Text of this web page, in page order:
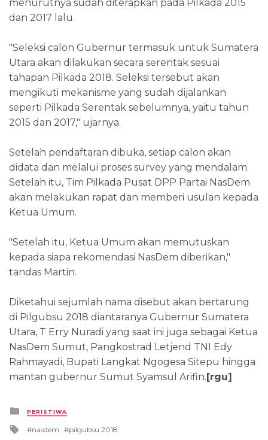
menurutnya sudah diterapkan pada Pilkada 2015
dan 2017 lalu.
"Seleksi calon Gubernur termasuk untuk Sumatera
Utara akan dilakukan secara serentak sesuai
tahapan Pilkada 2018. Seleksi tersebut akan
mengikuti mekanisme yang sudah dijalankan
seperti Pilkada Serentak sebelumnya, yaitu tahun
2015 dan 2017," ujarnya.
Setelah pendaftaran dibuka, setiap calon akan
didata dan melalui proses survey yang mendalam.
Setelah itu, Tim Pilkada Pusat DPP Partai NasDem
akan melakukan rapat dan memberi usulan kepada
Ketua Umum.
"Setelah itu, Ketua Umum akan memutuskan
kepada siapa rekomendasi NasDem diberikan,"
tandas Martin.
Diketahui sejumlah nama disebut akan bertarung
di Pilgubsu 2018 diantaranya Gubernur Sumatera
Utara, T Erry Nuradi yang saat ini juga sebagai Ketua
NasDem Sumut, Pangkostrad Letjend TNI Edy
Rahmayadi, Bupati Langkat Ngogesa Sitepu hingga
mantan gubernur Sumut Syamsul Arifin. [rgu]
Posted
in
PERISTIWA
Tagged
nasdem pilgubsu 2018